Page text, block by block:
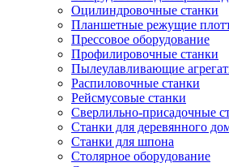
Оцилиндровочные станки
Планшетные режущие
Прессовое оборудование
Профилировочные станки
Пылеулавливающие
Распиловочные станки
Рейсмусовые станки
Сверлильно-присадочные
Станки для деревянного
Станки для шпона
Столярное оборудование